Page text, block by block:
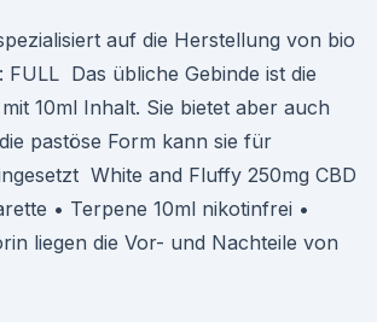
auf die Herstellung von bio
FULL Das übliche Gebinde ist die
10ml Inhalt. Sie bietet aber auch
pastöse Form kann sie für
White and Fluffy 250mg CBD
• Terpene 10ml nikotinfrei •
liegen die Vor- und Nachteile von